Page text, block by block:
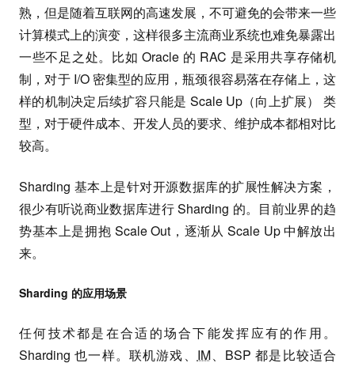
熟，但是随着互联网的高速发展，不可避免的会带来一些
计算模式上的演变，这样很多主流商业系统也难免暴露出
一些不足之处。比如 Oracle 的 RAC 是采用共享存储机
制，对于 I/O 密集型的应用，瓶颈很容易落在存储上，这
样的机制决定后续扩容只能是 Scale Up（向上扩展） 类
型，对于硬件成本、开发人员的要求、维护成本都相对比
较高。
Sharding 基本上是针对开源数据库的扩展性解决方案，
很少有听说商业数据库进行 Sharding 的。目前业界的趋
势基本上是拥抱 Scale Out，逐渐从 Scale Up 中解放出
来。
Sharding 的应用场景
任何技术都是在合适的场合下能发挥应有的作用。
Sharding 也一样。联机游戏、 IM、BSP 都是比较适合